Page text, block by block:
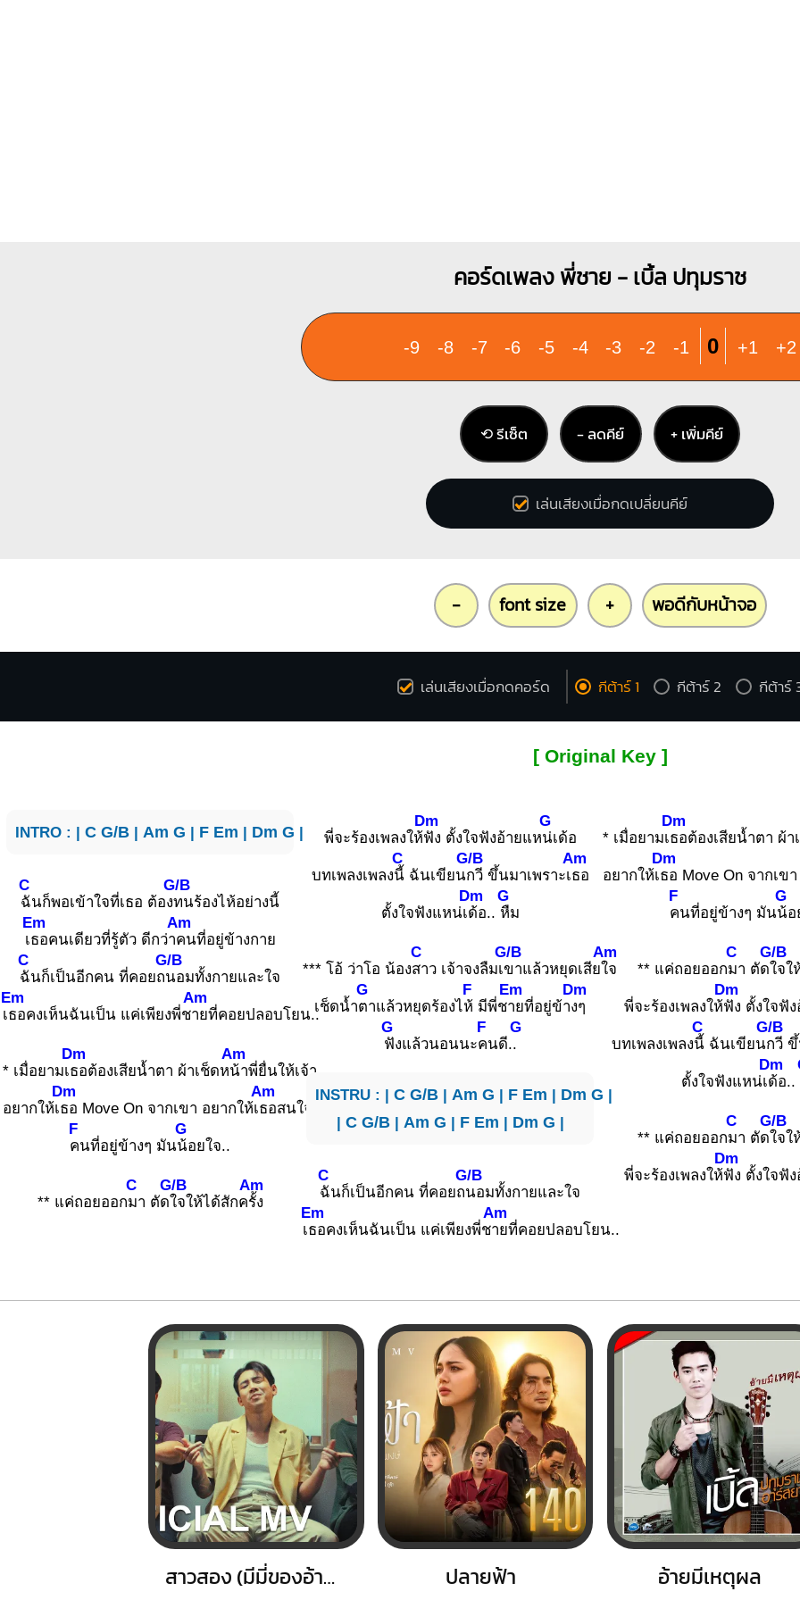
คอร์ดเพลง พี่ชาย - เบิ้ล ปทุมราช
-9 -8 -7 -6 -5 -4 -3 -2 -1 0 +1 +2
⟲ รีเซ็ต − ลดคีย์ + เพิ่มคีย์
เล่นเสียงเมื่อกดเปลี่ยนคีย์
- font size + พอดีกับหน้าจอ
เล่นเสียงเมื่อกดคอร์ด กีต้าร์ 1 กีต้าร์ 2 กีต้าร์
[ Original Key ]
INTRO : | C G/B| Am G | F Em | Dm G |
C
ฉันก็พอเข้าใจที่เธอ ต้อง
G/B
ทนร้องไห้อย่างนี้
เ
Em
ธอคนเดียวที่รู้ตัว ดีกว่า
Am
คนที่อยู่ข้างกาย
C
ฉันก็เป็นอีกคน ที่คอยถ
G/B
นอมทั้งกายและใจ
เ
Em
ธอคงเห็นฉันเป็น แค่เพียงพี่ช
Am
ายที่คอยปลอบโยน..
* เมื่อยามเ
Dm
ธอต้องเสียน้ำตา ผ้าเช็ดห
Am
น้าพี่ยื่นให้เจ้า
อยากให้เ
Dm
ธอ Move On จากเขา อยากให้เ
Am
ธอสนใจกันบ้าง
F
คนที่อยู่ข้างๆ มัน
G
น้อยใจ..
** แค่ถอยออก
C
มา ตัด
G/B
ใจให้ได้สักค
Am
รั้ง
พี่จะร้องเพลงให้
Dm
ฟัง ตั้งใจฟังอ้ายแห
G
น่เด้อ
บทเพลงเพลง
C
นี้ ฉันเขียน
G/B
กวี ขึ้นมาเพราะเ
Am
ธอ
ตั้งใจฟังแหน่เ
Dm
ด้อ..
G
หืม
*** โอ้ ว่าโอ น้อง
C
สาว เจ้าจงลืมเ
G/B
ขาแล้วหยุดเสีย
Am
ใจ
เช็ดน้ำ
G
ตาแล้วหยุดร้องไ
F
ห้ มีพี่ช
Em
ายที่อยู่ข้า
Dm
งๆ
G
ฟังแล้วนอนนะ
F
คนดี.
G
.
INSTRU : | C G/B| Am G | F Em | Dm G |
| C G/B| Am G | F Em | Dm G |
C
ฉันก็เป็นอีกคน ที่คอยถ
G/B
นอมทั้งกายและใจ
เ
Em
ธอคงเห็นฉันเป็น แค่เพียงพี่ช
Am
ายที่คอยปลอบโยน..
* เมื่อยามเ
Dm
ธอต้องเสียน้ำตา ผ้า
อยากให้เ
Dm
ธอ Move On จากเข
F
คนที่อยู่ข้างๆ มัน
G
น้อ
** แค่ถอยออก
C
มา ตัด
G/B
ใจใ
พี่จะร้องเพลงให้
Dm
ฟัง ตั้งใจฟั
บทเพลงเพลง
C
นี้ ฉันเขียน
G/B
กวี ขึ้
ตั้งใจฟังแหน่เ
Dm
ด้อ..
** แค่ถอยออก
C
มา ตัด
G/B
ใจใ
พี่จะร้องเพลงให้
Dm
ฟัง ตั้งใจฟั
สาวสอง (มีมี่ของอ้าย) ปลายฟ้า อ้ายมีเหตุผล